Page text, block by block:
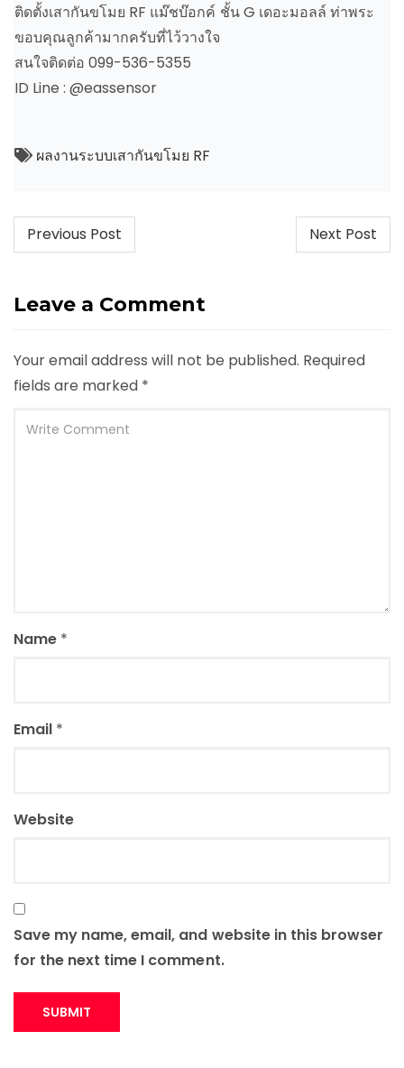
ติดตั้งเสากันขโมย RF แม๊ชบ๊อกค์ ชั้น G เดอะมอลล์ ท่าพระ
ขอบคุณลูกค้ามากครับที่ไว้วางใจ
สนใจติดต่อ 099-536-5355
ID Line : @eassensor
ผลงานระบบเสากันขโมย RF
Post
Previous Post Next Post
Leave a Comment
Your email address will not be published. Required
fields are marked *
Name *
Email *
Website
Save my name, email, and website in this browser
for the next time I comment.